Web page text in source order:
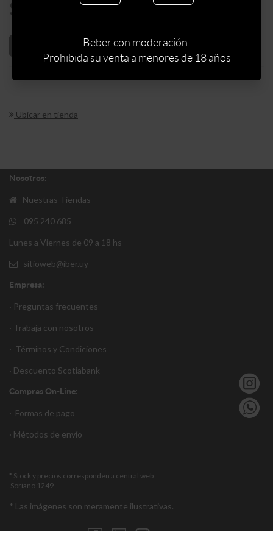
$
AÑADIR AL CARRITO
Ubicar en tienda
Nosotros:
Nuestras Tiendas
095 240 685
Lunes a Viernes de 09 a 18 hs
sitioweb@iber.uy
Empresa:
· Preguntas frecuentes
· Trabaja con nosotros
· Términos y Condiciones
· Descuento Scotiabank
Compras On-Line:
· Formas de pago
· Métodos de envío
* Stock y precios corresponden a central web
Soriano 1249
* Las imágenes son meramente ilustrativas.
Encuéntranos en:
Beber con moderación.
Prohibida su venta a menores de 18 años